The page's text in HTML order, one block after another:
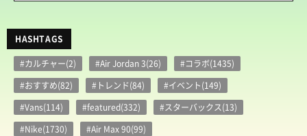
HASHTAGS
#カルチャー(2) #Air Jordan 3(26)
#コラボ(1435)
#おすすめ(82)
#トレンド(84)
#イベント(149)
#Vans(114)
#featured(332)
#スターバックス(13)
#Nike(1730)
#Air Max 90(99)